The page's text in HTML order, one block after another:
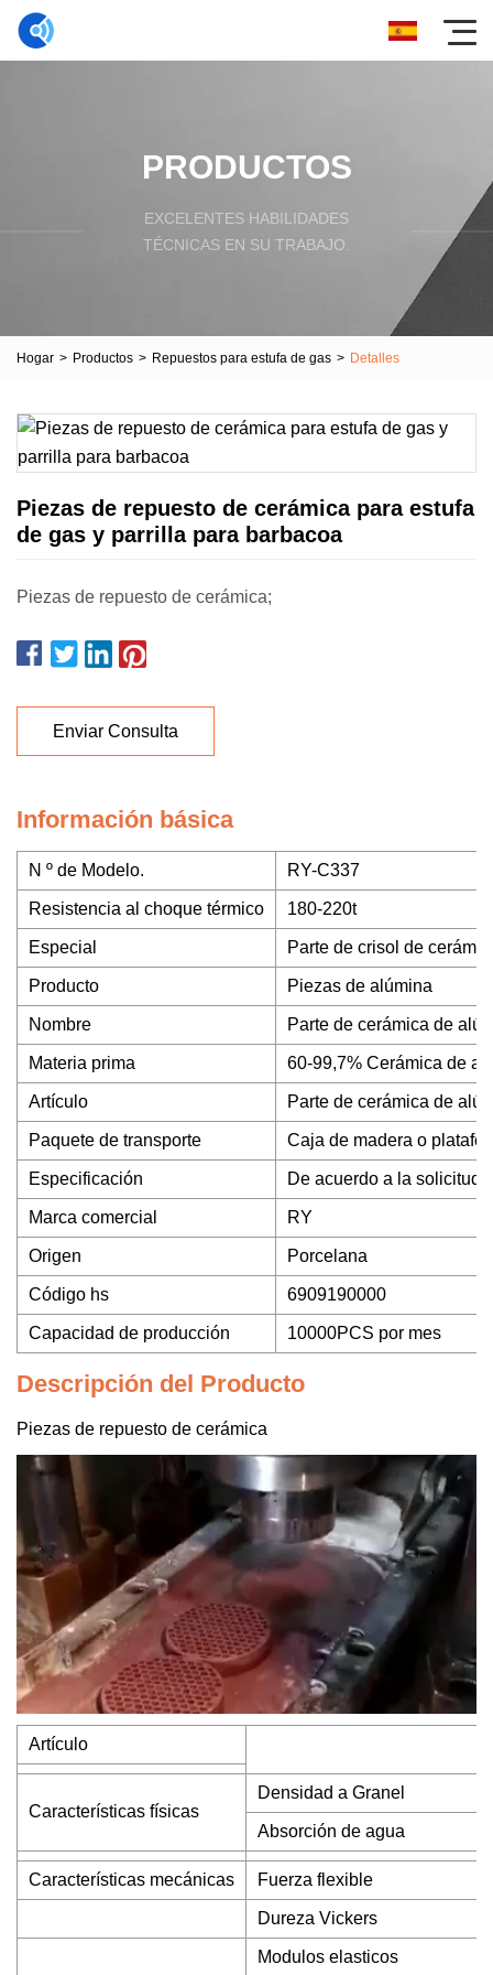
PRODUCTOS
EXCELENTES HABILIDADES
TÉCNICAS EN SU TRABAJO.
Hogar > Productos > Repuestos para estufa de gas > Detalles
Piezas de repuesto de cerámica para estufa
de gas y parrilla para barbacoa
Piezas de repuesto de cerámica;
Enviar Consulta
Información básica
N º de Modelo. RY-C337
Resistencia al choque térmico 180-220t
Especial Parte de crisol de
Producto Piezas de alúmina
Nombre Parte de cerámica de
Materia prima 60-99,7% Cerámica de
Artículo Parte de cerámica de
Paquete de transporte Caja de madera o
Especificación De acuerdo a la solicitud
Marca comercial RY
Origen Porcelana
Código hs 6909190000
Capacidad de producción 10000PCS por mes
Descripción del Producto
Piezas de repuesto de cerámica
Artículo
Características físicas
Densidad a Granel
Absorción de agua
Características mecánicas Fuerza flexible
Dureza Vickers
Modulos elasticos